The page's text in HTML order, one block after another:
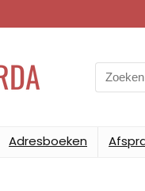
Search
for:
Adresboeken